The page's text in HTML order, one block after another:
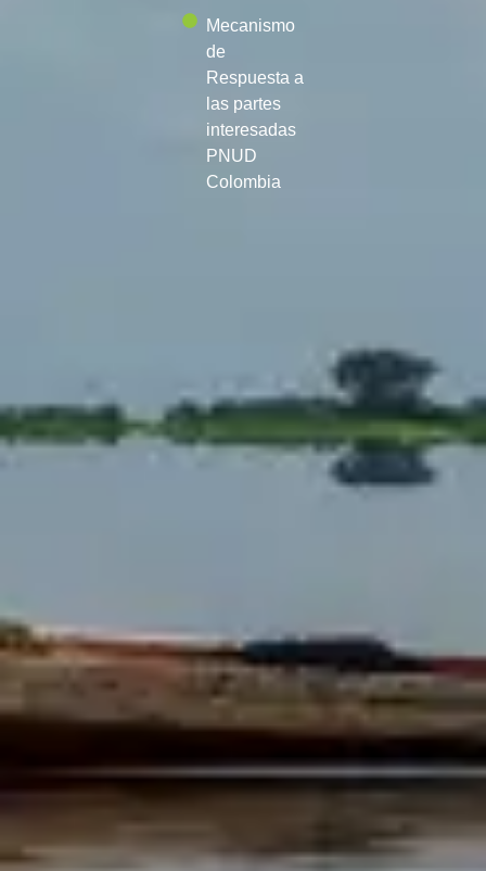
Mecanismo
de
Respuesta a
las partes
interesadas
PNUD
Colombia